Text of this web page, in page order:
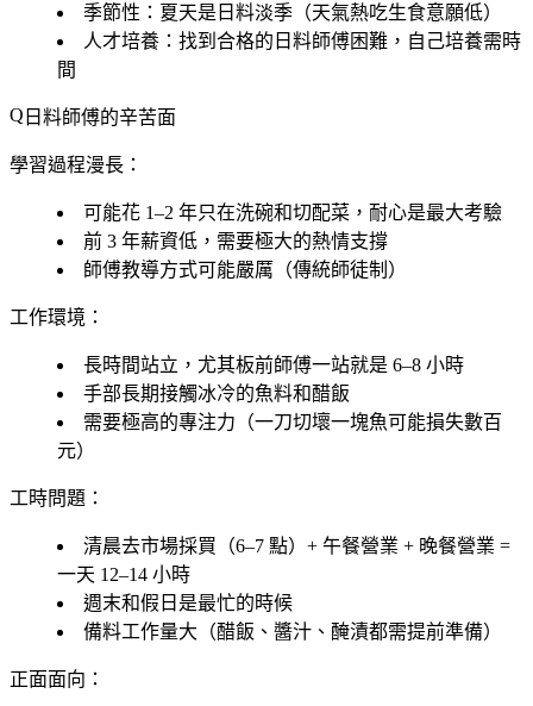
季節性 ：夏天是日料淡季（天氣熱吃生食意願低）
人才培養 ：找到合格的日料師傅困難，自己培養需時
間
日料師傅的辛苦面
學習過程漫長：
可能花 1–2 年只在洗碗和切配菜，耐心是最大考驗
前 3 年薪資低，需要極大的熱情支撐
師傅教導方式可能嚴厲（傳統師徒制）
工作環境：
長時間站立，尤其板前師傅一站就是 6–8 小時
手部長期接觸冰冷的魚料和醋飯
需要極高的專注力（一刀切壞一塊魚可能損失數百
元）
工時問題：
清晨去市場採買（6–7 點）+ 午餐營業 + 晚餐營業 =
一天 12–14 小時
週末和假日是最忙的時候
備料工作量大（醋飯、醬汁、醃漬都需提前準備）
正面面向：